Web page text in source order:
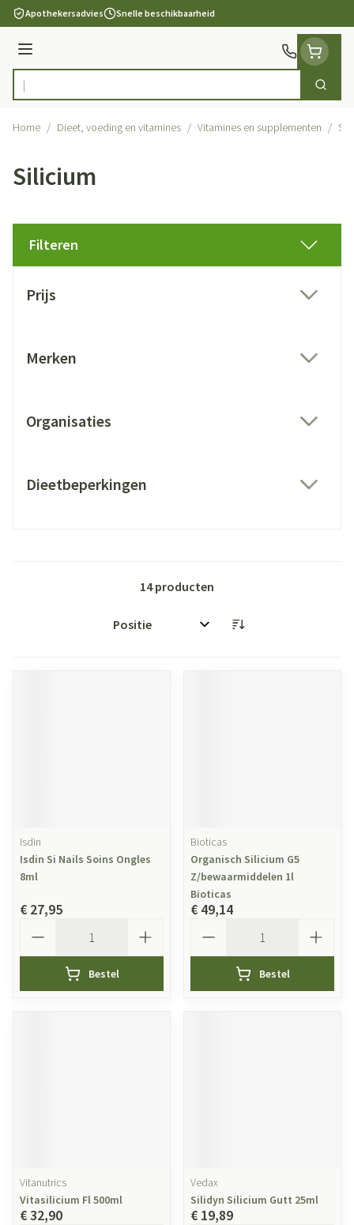
Ga naar de inhoud
Apothekersadvies Snelle beschikbaarheid
Menu
Product, merk, categorie... Zoek
Home / Dieet, voeding en vitamines / Vitamines en supplementen /
Silicium
Filteren
Prijs
Merken
Organisaties
Dieetbeperkingen
14producten
Sorteer op:
Isdin
Isdin Si Nails Soins Ongles
8ml
€ 27,95
Bestel
Bioticas
Organisch Silicium G5
Z/bewaarmiddelen 1l
Bioticas
€ 49,14
Bestel
Vitanutrics
Vitasilicium Fl 500ml
€ 32,90
Vedax
Silidyn Silicium Gutt 25ml
€ 19,89